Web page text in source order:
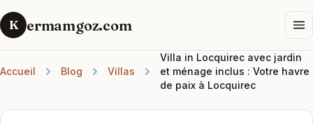
K ermamgoz.com
Accueil Blog Villas
Villa in Locquirec avec jardin
et ménage inclus : Votre havre
de paix à Locquirec